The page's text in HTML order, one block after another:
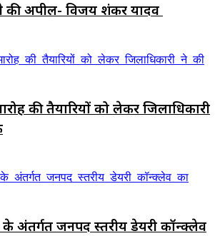
की अपील- विजय शंकर यादव
की तैयारियों को लेकर जिलाधिकारी
के अंतर्गत जनपद स्तरीय डेयरी कॉन्क्लेव